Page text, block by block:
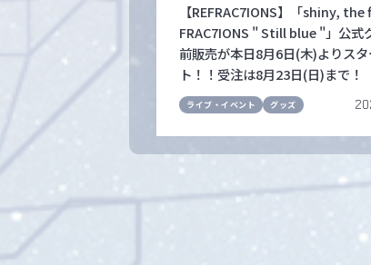
【REFRAC7IONS】「shiny,
FRAC7IONS " Still blue "」公式
前販売が本日8月6日(木)よりスタ
ト！！受注は8月23日(日)まで！
ライブ・イベント グッズ